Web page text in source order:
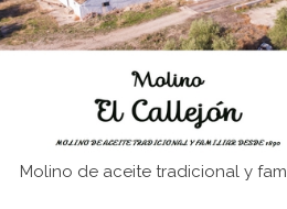
Juntar las letras. La alfabetización
campo: del afán de saber a la
Historia y vivencias del poblado de
Molino de aceite tradicional y